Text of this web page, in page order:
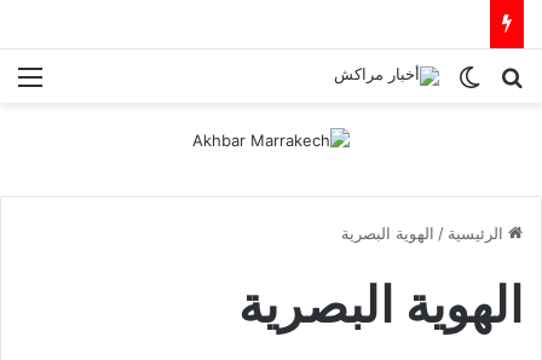
بحث عنالوضع المظلم
الرئيسية / الهوية البصرية
الهوية البصرية